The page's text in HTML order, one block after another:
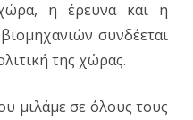
η έρευνα και η
συνδέεται
της χώρας.
μιλάμε σε όλους τους